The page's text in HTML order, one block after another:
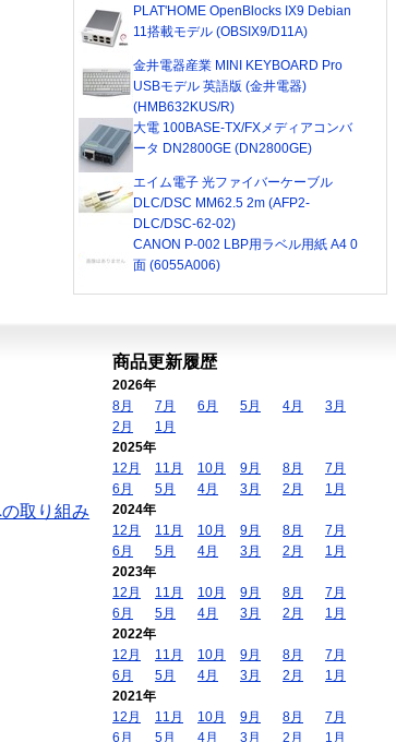
PLAT'HOME OpenBlocks IX9 Debian
11搭載モデル (OBSIX9/D11A)
金井電器産業 MINI KEYBOARD Pro
USBモデル 英語版 (金井電器)
(HMB632KUS/R)
大電 100BASE-TX/FXメディアコンバ
ータ DN2800GE (DN2800GE)
エイム電子 光ファイバーケーブル
DLC/DSC MM62.5 2m (AFP2-
DLC/DSC-62-02)
CANON P-002 LBP用ラベル用紙 A4 0
面 (6055A006)
の取り組み
商品更新履歴
2026年
8月
7月 6月 5月 4月
3月
2月
1月
2025年
12月
11月 10月 9月 8月
7月
6月
5月 4月 3月 2月
1月
2024年
12月
11月 10月 9月 8月
7月
6月
5月 4月 3月 2月
1月
2023年
12月
11月 10月 9月 8月
7月
6月
5月 4月 3月 2月
1月
2022年
12月
11月 10月 9月 8月
7月
6月
5月 4月 3月 2月
1月
2021年
12月
11月 10月 9月 8月
7月
6月
5月 4月 3月 2月
1月